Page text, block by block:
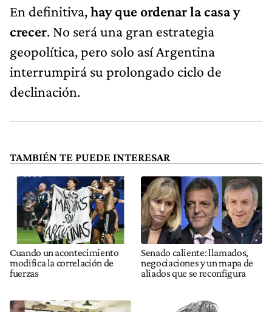
En definitiva,hay que ordenar la casa y
crecer. No será una gran estrategia
geopolítica, pero solo así Argentina
interrumpirá su prolongado ciclo de
declinación.
TAMBIÉN TE PUEDE INTERESAR
Cuando un acontecimiento
modifica la correlación de
fuerzas
Senado caliente: llamados,
negociaciones y un mapa de
aliados que se reconfigura